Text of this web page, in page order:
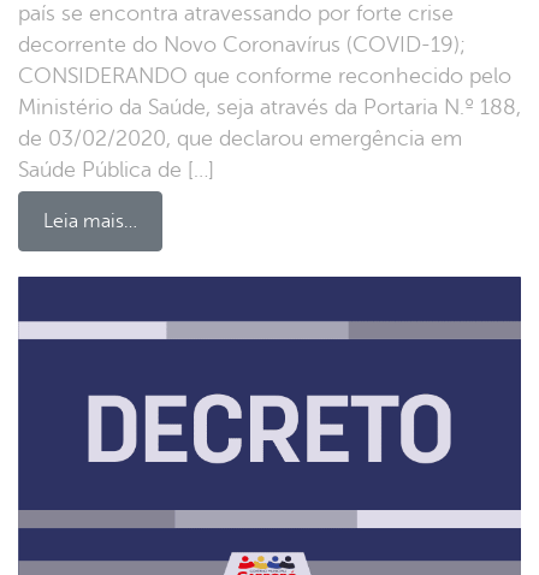
país se encontra atravessando por forte crise
decorrente do Novo Coronavírus (COVID-19);
CONSIDERANDO que conforme reconhecido pelo
Ministério da Saúde, seja através da Portaria N.º 188,
de 03/02/2020, que declarou emergência em
Saúde Pública de […]
Leia mais…